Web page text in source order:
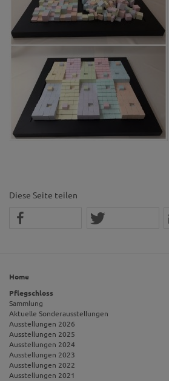
Diese Seite teilen
Home
Pflegschloss
Sammlung
Aktuelle Sonderausstellungen
Ausstellungen 2026
Ausstellungen 2025
Ausstellungen 2024
Ausstellungen 2023
Ausstellungen 2022
Ausstellungen 2021